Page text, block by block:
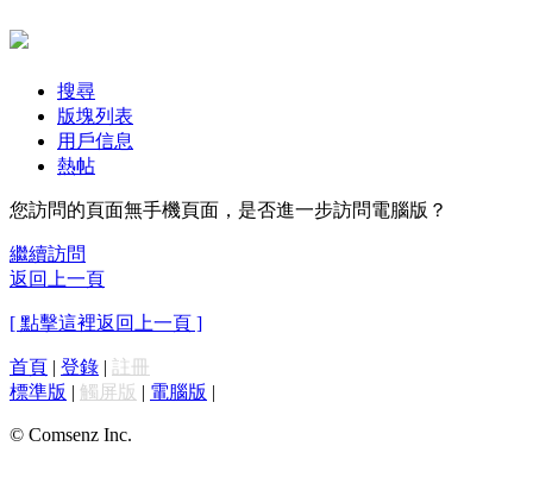
搜尋
版塊列表
用戶信息
熱帖
您訪問的頁面無手機頁面，是否進一步訪問電腦版？
繼續訪問
返回上一頁
[ 點擊這裡返回上一頁 ]
首頁 | 登錄 | 註冊
標準版 | 觸屏版 | 電腦版 |
© Comsenz Inc.